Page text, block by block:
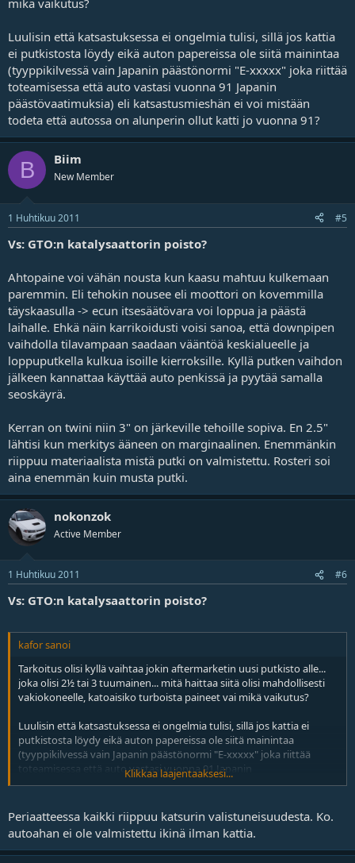
mikä vaikutus?
Luulisin että katsastuksessa ei ongelmia tulisi, sillä jos kattia
ei putkistosta löydy eikä auton papereissa ole siitä mainintaa
(tyyppikilvessä vain Japanin päästönormi "E-xxxxx" joka riittää
toteamisessa että auto vastasi vuonna 91 Japanin
päästövaatimuksia) eli katsastusmieshän ei voi mistään
todeta että autossa on alunperin ollut katti jo vuonna 91?
B Biim
New Member
1 Huhtikuu 2011 #5
Vs: GTO:n katalysaattorin poisto?
Ahtopaine voi vähän nousta kun kaasu mahtuu kulkemaan
paremmin. Eli tehokin nousee eli moottori on kovemmilla
täyskaasulla -> ecun itsesäätövara voi loppua ja päästä
laihalle. Ehkä näin karrikoidusti voisi sanoa, että downpipen
vaihdolla tilavampaan saadaan vääntöä keskialueelle ja
loppuputkella kulkua isoille kierroksille. Kyllä putken vaihdon
jälkeen kannattaa käyttää auto penkissä ja pyytää samalla
seoskäyrä.
Kerran on twini niin 3" on järkeville tehoille sopiva. En 2.5"
lähtisi kun merkitys ääneen on marginaalinen. Enemmänkin
riippuu materiaalista mistä putki on valmistettu. Rosteri soi
aina enemmän kuin musta putki.
nokonzok
Active Member
1 Huhtikuu 2011 #6
Vs: GTO:n katalysaattorin poisto?
kafor sanoi
Tarkoitus olisi kyllä vaihtaa jokin aftermarketin uusi putkisto alle...
joka olisi 2½ tai 3 tuumainen... mitä haittaa siitä olisi mahdollisesti
vakiokoneelle, katoaisiko turboista paineet vai mikä vaikutus?
Luulisin että katsastuksessa ei ongelmia tulisi, sillä jos kattia ei
putkistosta löydy eikä auton papereissa ole siitä mainintaa
(tyyppikilvessä vain Japanin päästönormi "E-xxxxx" joka riittää
toteamisessa että auto vastasi vuonna 91 Japanin
päästövaatimuksia) eli katsastusmieshän ei voi mistään todeta että
Klikkaa laajentaaksesi...
Periaatteessa kaikki riippuu katsurin valistuneisuudesta. Ko.
autoahan ei ole valmistettu ikinä ilman kattia.